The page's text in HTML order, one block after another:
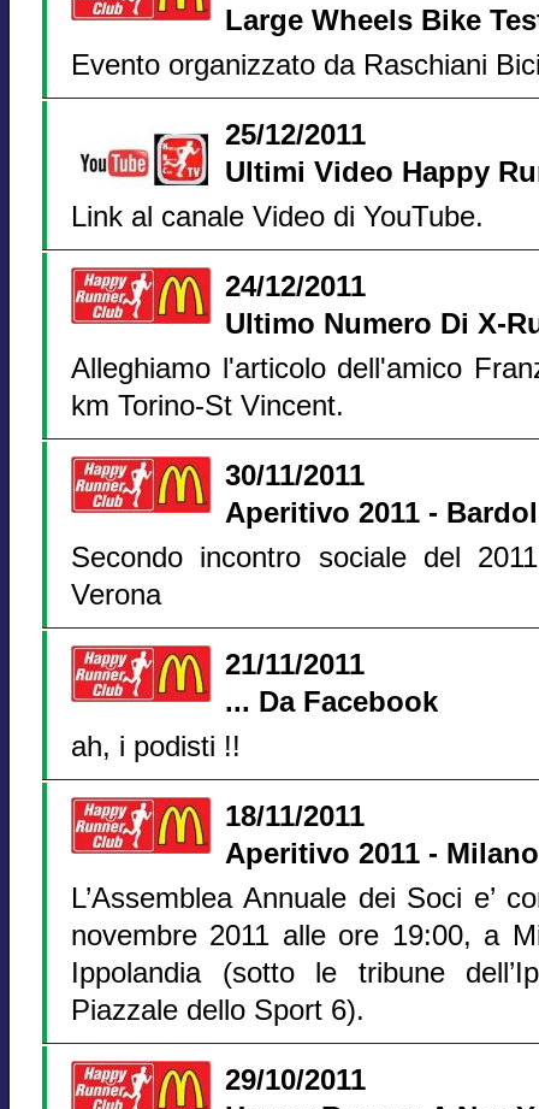
Large Wheels Bike
Evento organizzato da Raschiani
25/12/2011
Ultimi Video Happy
Link al canale Video di YouTube.
24/12/2011
Ultimo Numero Di X-
Alleghiamo l'articolo dell'amico
km Torino-St Vincent.
30/11/2011
Aperitivo 2011 -
Secondo incontro sociale del
Verona
21/11/2011
... Da Facebook
ah, i podisti !!
18/11/2011
Aperitivo 2011 - Milano
L’Assemblea Annuale dei Soci e’
novembre 2011 alle ore 19:00, a
Ippolandia (sotto le tribune
Piazzale dello Sport 6).
29/10/2011